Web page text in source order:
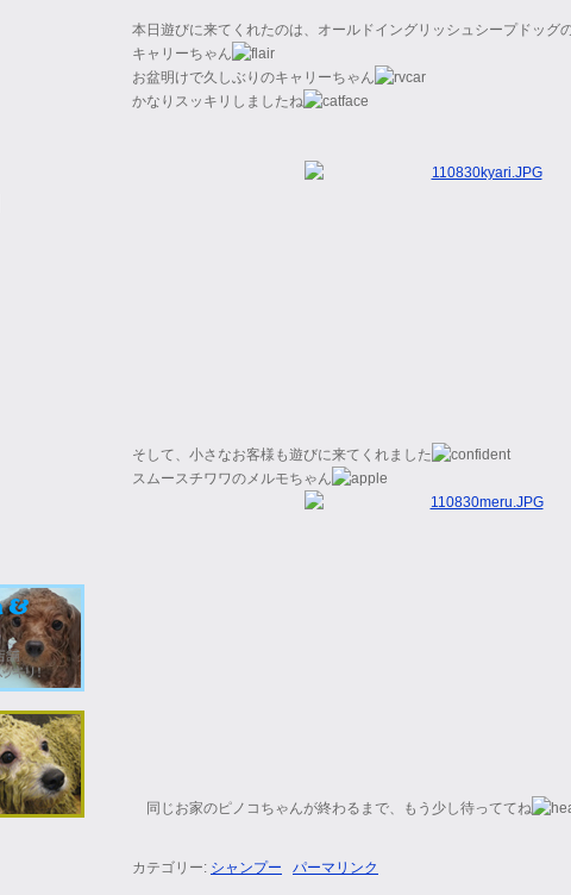
本日遊びに来てくれたのは、オールドイングリッシュシープドッグ
キャリーちゃん
お盆明けで久しぶりのキャリーちゃん
かなりスッキリしましたね
そして、小さなお客様も遊びに来てくれました
スムースチワワのメルモちゃん
同じお家のピノコちゃんが終わるまで、もう少し待っててね
カテゴリー: シャンプー パーマリンク